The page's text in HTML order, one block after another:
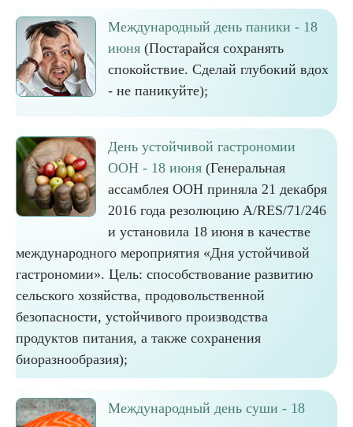
Международный день паники - 18
июня (Постарайся сохранять
спокойствие. Сделай глубокий вдох
- не паникуйте);
День устойчивой гастрономии
ООН - 18 июня (Генеральная
ассамблея ООН приняла 21 декабря
2016 года резолюцию A/RES/71/246
и установила 18 июня в качестве
международного мероприятия «Дня устойчивой
гастрономии». Цель: способствование развитию
сельского хозяйства, продовольственной
безопасности, устойчивого производства
продуктов питания, а также сохранения
биоразнообразия);
Международный день суши - 18